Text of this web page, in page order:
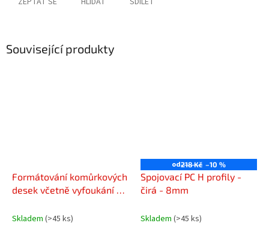
Související produkty
Formátování komůrkových
desek včetně vyfoukání -
Skladem (>45 ks)
od218 Kč –10 %
Spojovací PC H profily -
čirá - 8mm
Skladem (>45 ks)